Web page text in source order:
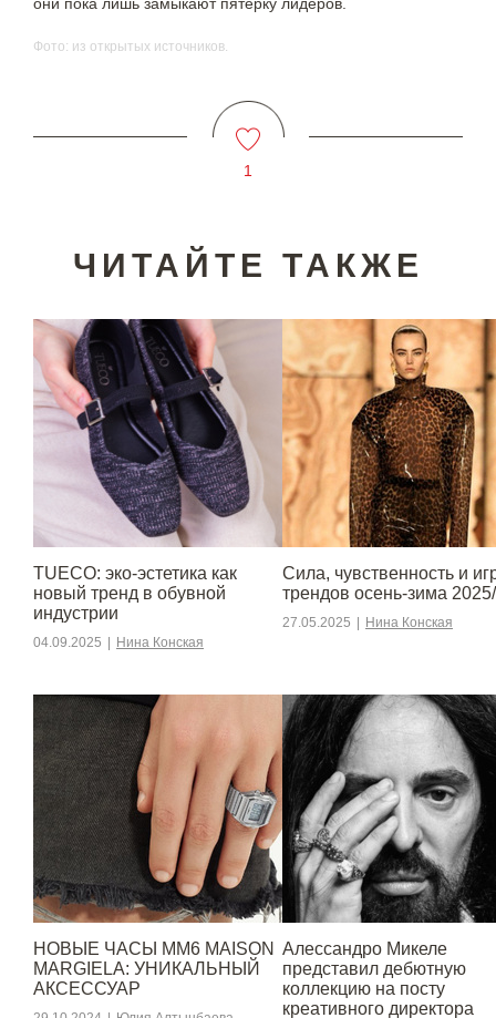
они пока лишь замыкают пятерку лидеров.
Фото: из открытых источников.
1
ЧИТАЙТЕ ТАКЖЕ
TUECO: эко-эстетика как
новый тренд в обувной
индустрии
04.09.2025 Нина Конская
Сила, чувственность и
трендов осень-зима
27.05.2025 Нина Конская
НОВЫЕ ЧАСЫ MM6 MAISON
MARGIELA: УНИКАЛЬНЫЙ
АКСЕССУАР
Алессандро Микеле
представил дебютную
коллекцию на посту
креативного директора